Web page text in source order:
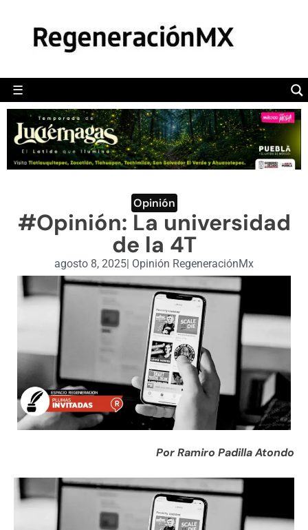
☰
POLÍTICA
CAMALEÓN
OPINIÓN
DEPORTES
ENGLISH SECTION
VIDEOS
Opinión
#Opinión: La universidad
de la 4T
agosto 8, 2025| Opinión RegeneraciónMx
Por Ramiro Padilla Atondo